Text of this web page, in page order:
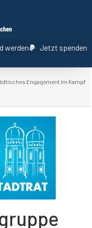
werden Jetzt spenden
Engagement im Kampf